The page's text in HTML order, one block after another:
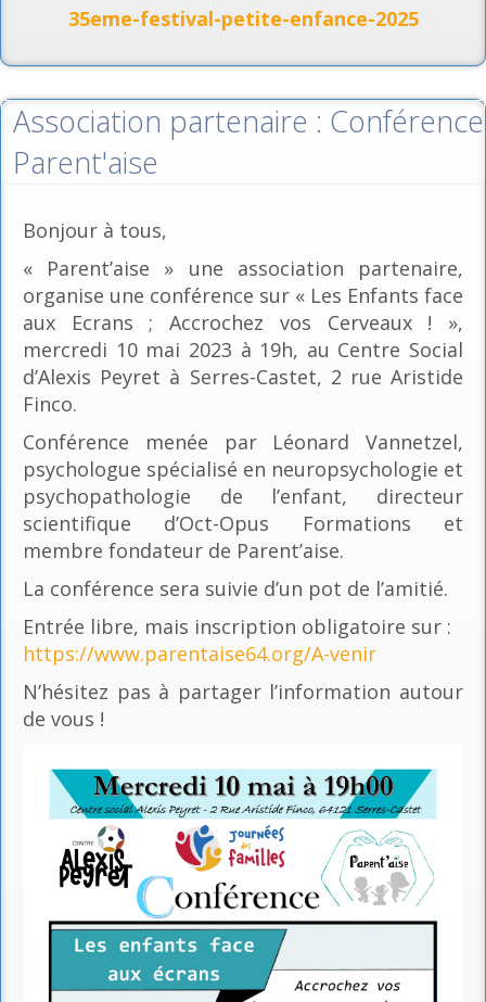
35eme-festival-petite-enfance-2025
Association partenaire : Conférence
Parent'aise
Bonjour à tous,
« Parent’aise » une association partenaire,
organise une conférence sur « Les Enfants face
aux Ecrans ; Accrochez vos Cerveaux ! »,
mercredi 10 mai 2023 à 19h, au Centre Social
d’Alexis Peyret à Serres-Castet, 2 rue Aristide
Finco.
Conférence menée par Léonard Vannetzel,
psychologue spécialisé en neuropsychologie et
psychopathologie de l’enfant, directeur
scientifique d’Oct-Opus Formations et
membre fondateur de Parent’aise.
La conférence sera suivie d’un pot de l’amitié.
Entrée libre, mais inscription obligatoire sur :
https://www.parentaise64.org/A-venir
N’hésitez pas à partager l’information autour
de vous !